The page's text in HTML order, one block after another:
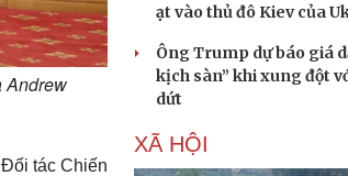
Andrew
tác Chiến
ạt vào thủ đô Kiev của
Ông Trump dự báo giá
kịch sàn” khi xung đột
dứt
XÃ HỘI